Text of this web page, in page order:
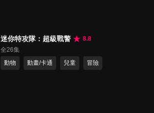
迷你特攻隊：超級戰警
8.8
全26集
動物
動畫/卡通 兒童 冒險